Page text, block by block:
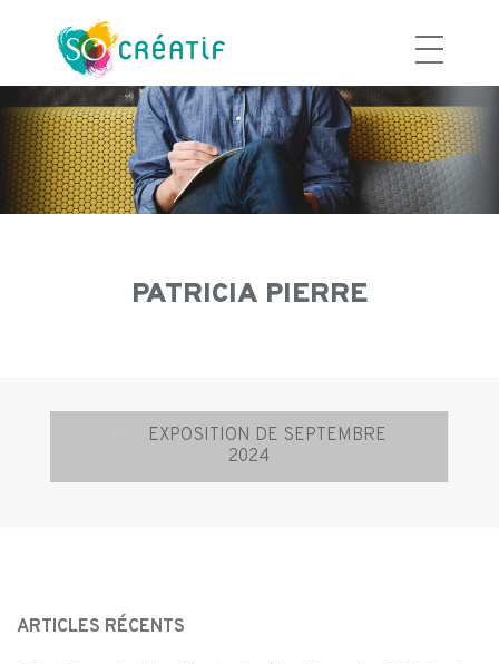
contenu
PATRICIA PIERRE
NavigationEXPOSITION DE SEPTEMBRE
2024
ARTICLES RÉCENTS